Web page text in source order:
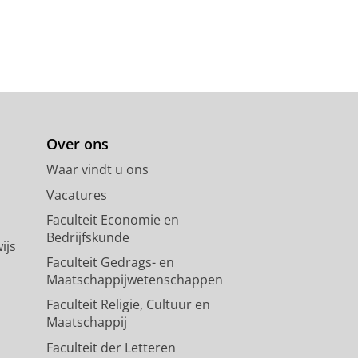
Over ons
Waar vindt u ons
Vacatures
Faculteit Economie en
Bedrijfskunde
Faculteit Gedrags- en
Maatschappijwetenschappen
Faculteit Religie, Cultuur en
Maatschappij
Faculteit der Letteren